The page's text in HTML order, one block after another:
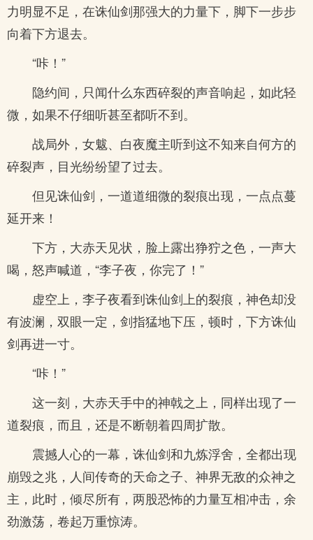
力明显不足，在诛仙剑那强大的力量下，脚下一步步
向着下方退去。
“咔！”
隐约间，只闻什么东西碎裂的声音响起，如此轻
微，如果不仔细听甚至都听不到。
战局外，女魃、白夜魔主听到这不知来自何方的
碎裂声，目光纷纷望了过去。
但见诛仙剑，一道道细微的裂痕出现，一点点蔓
延开来！
下方，大赤天见状，脸上露出狰狞之色，一声大
喝，怒声喊道，“李子夜，你完了！”
虚空上，李子夜看到诛仙剑上的裂痕，神色却没
有波澜，双眼一定，剑指猛地下压，顿时，下方诛仙
剑再进一寸。
“咔！”
这一刻，大赤天手中的神戟之上，同样出现了一
道裂痕，而且，还是不断朝着四周扩散。
震撼人心的一幕，诛仙剑和九炼浮舍，全都出现
崩毁之兆，人间传奇的天命之子、神界无敌的众神之
主，此时，倾尽所有，两股恐怖的力量互相冲击，余
劲激荡，卷起万重惊涛。